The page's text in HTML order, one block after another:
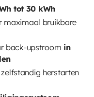
tot 30 kWh
maximaal bruikbare
back-upstroom in
zelfstandig herstarten